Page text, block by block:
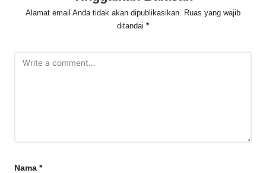
Alamat email Anda tidak akan dipublikasikan. Ruas yang wajib
ditandai *
Nama *